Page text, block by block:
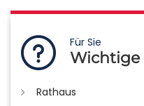
Für Sie
Rathaus